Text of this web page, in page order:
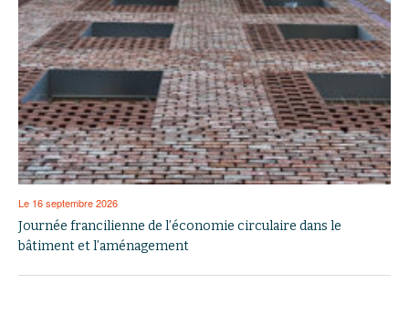
Le 16 septembre 2026
Journée francilienne de l’économie circulaire dans le
bâtiment et l’aménagement